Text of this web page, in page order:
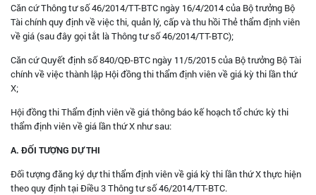
Căn cứ Thông tư số 46/2014/TT-BTC ngày 16/4/2014 của Bộ trưởng Bộ
Tài chính quy định về việc thi, quản lý, cấp và thu hồi Thẻ thẩm định viên
về giá (sau đây gọi tắt là Thông tư số 46/2014/TT-BTC);
Căn cứ Quyết định số 840/QĐ-BTC ngày 11/5/2015 của Bộ trưởng Bộ Tài
chính về việc thành lập Hội đồng thi thẩm định viên về giá kỳ thi lần thứ
X;
Hội đồng thi Thẩm định viên về giá thông báo kế hoạch tổ chức kỳ thi
thẩm định viên về giá lần thứ X như sau:
A. ĐỐI TƯỢNG DỰ THI
Đối tượng đăng ký dự thi thẩm định viên về giá kỳ thi lần thứ X thực hiện
theo quy định tại Điều 3 Thông tư số 46/2014/TT-BTC.